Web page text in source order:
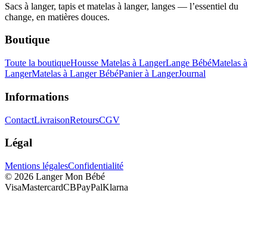
Sacs à langer, tapis et matelas à langer, langes — l’essentiel du
change, en matières douces.
Boutique
Toute la boutiqueHousse Matelas à LangerLange BébéMatelas à
LangerMatelas à Langer BébéPanier à LangerJournal
Informations
ContactLivraisonRetoursCGV
Légal
Mentions légalesConfidentialité
© 2026 Langer Mon Bébé
VisaMastercardCBPayPalKlarna